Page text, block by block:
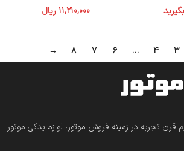
11,210,000ریال
3
4
…
6
7
8
→
قرن تجربه در زمینه فروش موتور، لوازم یدکی موتور